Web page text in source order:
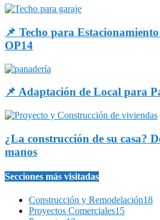
📌 Techo para
OP14
📌 Adaptación de Local para
¿La construcción de su casa?
manos
Secciones más visitadas
Construcción y Remodelación18
Proyectos Comerciales15